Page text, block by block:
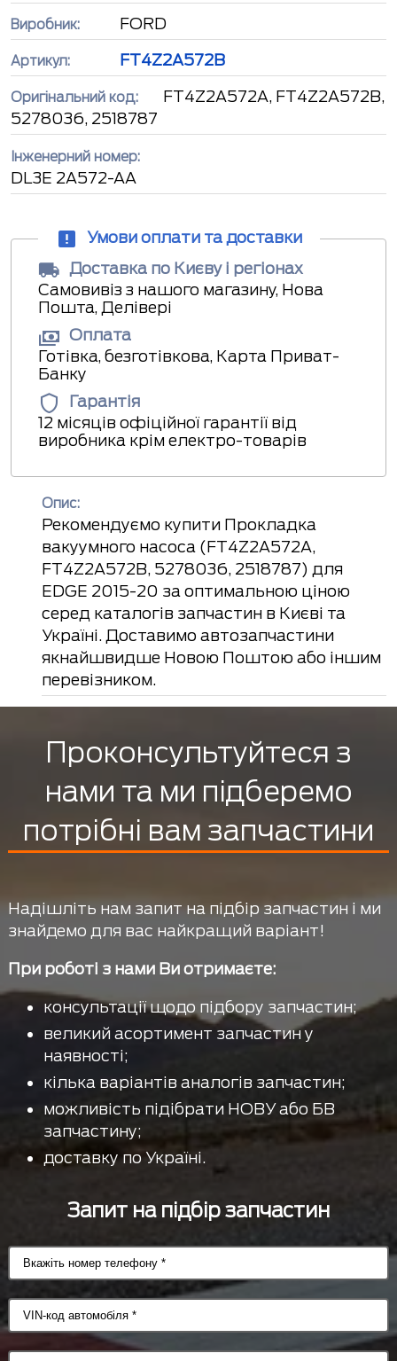
Виробник: FORD
Артикул: FT4Z2A572B
Оригінальний код:
FT4Z2A572A, FT4Z2A572B,
5278036, 2518787
Інженерний номер:
DL3E 2A572-AA
Умови оплати та доставки
Доставка по Києву і регіонах
Самовивіз з нашого магазину, Нова
Пошта, Делівері
Оплата
Готівка, безготівкова, Карта Приват-
Банку
Гарантія
12 місяців офіційної гарантії від
виробника крім електро-товарів
Опис:
Рекомендуємо купити Прокладка
вакуумного насоса (FT4Z2A572A,
FT4Z2A572B, 5278036, 2518787) для
EDGE 2015-20 за оптимальною ціною
серед каталогів запчастин в Києві та
Україні. Доставимо автозапчастини
якнайшвидше Новою Поштою або іншим
перевізником.
Проконсультуйтеся з
нами та ми підберемо
потрібні вам запчастини
Надішліть нам запит на підбір запчастин і ми
знайдемо для вас найкращий варіант!
При роботі з нами Ви отримаєте:
консультації щодо підбору запчастин;
великий асортимент запчастин у
наявності;
кілька варіантів аналогів запчастин;
можливість підібрати НОВУ або БВ
запчастину;
доставку по Україні.
Запит на підбір запчастин